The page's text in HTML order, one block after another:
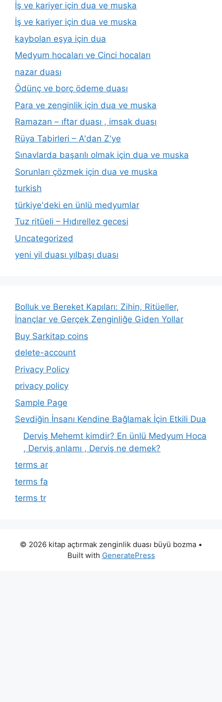
İş ve kariyer için dua ve muska
İş ve kariyer için dua ve muska
kaybolan eşya için dua
Medyum hocaları ve Cinci hocaları
nazar duası
Ödünç ve borç ödeme duası
Para ve zenginlik için dua ve muska
Ramazan – ıftar duası , imsak duası
Rüya Tabirleri – A'dan Z'ye
Sınavlarda başarılı olmak için dua ve muska
Sorunları çözmek için dua ve muska
turkish
türkiye'deki en ünlü medyumlar
Tuz ritüeli – Hıdırellez gecesi
Uncategorized
yeni yil duası yılbaşı duası
Bolluk ve Bereket Kapıları: Zihin, Ritüeller,
İnançlar ve Gerçek Zenginliğe Giden Yollar
Buy Sarkitap coins
delete-account
Privacy Policy
privacy policy
Sample Page
Sevdiğin İnsanı Kendine Bağlamak İçin Etkili Dua
Derviş Mehemt kimdir? En ünlü Medyum Hoca
, Derviş anlamı , Derviş ne demek?
terms ar
terms fa
terms tr
© 2026 kitap açtırmak zenginlik duası büyü bozma •
Built with GeneratePress